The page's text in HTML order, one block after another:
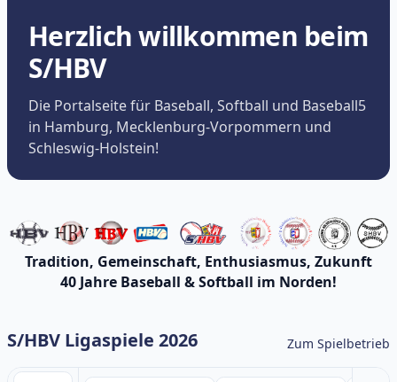
Herzlich willkommen beim
S/HBV
Die Portalseite für Baseball, Softball und Baseball5
in Hamburg, Mecklenburg-Vorpommern und
Schleswig-Holstein!
Tradition, Gemeinschaft, Enthusiasmus, Zukunft
40 Jahre Baseball & Softball im Norden!
S/HBV Ligaspiele 2026 Zum Spielbetrieb